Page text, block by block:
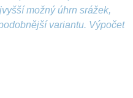
možný úhrn srážek,
variantu. Výpočet